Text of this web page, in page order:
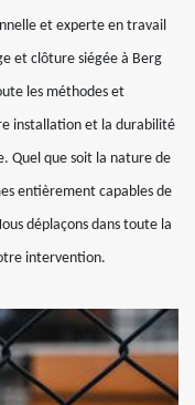
et experte en travail
et clôture siégée à Berg
les méthodes et
installation et la durabilité
Quel que soit la nature de
entièrement capables de
déplaçons dans toute la
intervention.